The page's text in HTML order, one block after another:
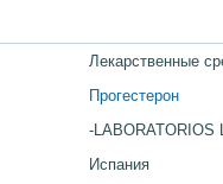
Лекарственные
Прогестерон
-LABORATORIOS
Испания